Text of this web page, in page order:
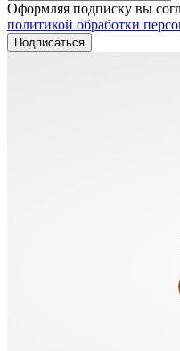
Оформляя подписку вы
политикой обработки
Подписаться